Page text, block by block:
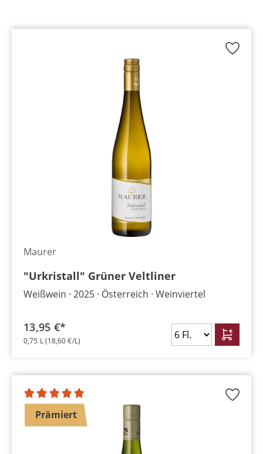
Maurer
"Urkristall" Grüner Veltliner
Weißwein 2025 Österreich Weinviertel
13,95 €*
0,75 L(18,60 €/L)
Prämiert